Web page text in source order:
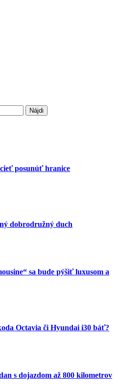
posunúť hranice
dobrodružný duch
sa bude pýšiť luxusom a
Octavia či Hyundai i30 báť?
s dojazdom až 800 kilometrov